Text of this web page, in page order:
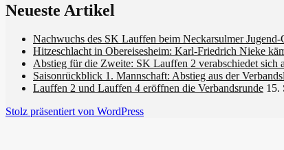
Neueste Artikel
Nachwuchs des SK Lauffen beim Neckarsulmer
Hitzeschlacht in Obereisesheim: Karl-Friedrich Nieke
Abstieg für die Zweite: SK Lauffen 2 verabschiedet sich
Saisonrückblick 1. Mannschaft: Abstieg aus der
Lauffen 2 und Lauffen 4 eröffnen die Verbandsrunde 15.
Stolz präsentiert von WordPress